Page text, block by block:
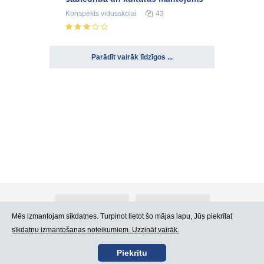
Konspekts vidusskolai 43
Parādīt vairāk līdzīgos ...
Kontakti Lietošanas noteikumi
Mēs izmantojam sīkdatnes. Turpinot lietot šo mājas lapu, Jūs piekrītat
sīkdatņu izmantošanas noteikumiem. Uzzināt vairāk.
Piekrītu